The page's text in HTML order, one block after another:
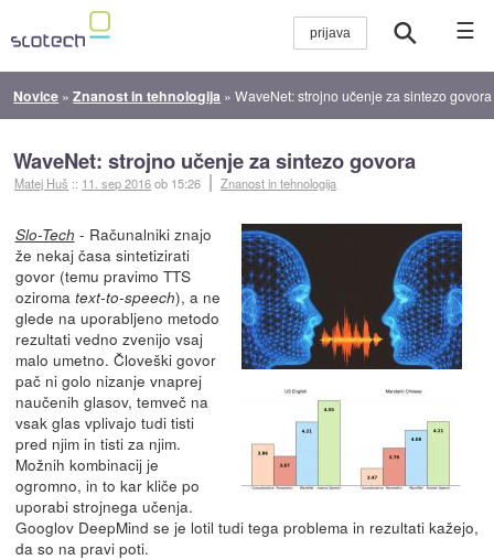
☰
Novice »Znanost in tehnologija »WaveNet: strojno učenje za sintezo govora
WaveNet: strojno učenje za sintezo govora
Matej Huš :: 11. sep 2016ob 15:26 Znanost in tehnologija
Slo-Tech - Računalniki znajo
že nekaj časa sintetizirati
govor (temu pravimo TTS
oziroma text-to-speech), a ne
glede na uporabljeno metodo
rezultati vedno zvenijo vsaj
malo umetno. Človeški govor
pač ni golo nizanje vnaprej
naučenih glasov, temveč na
vsak glas vplivajo tudi tisti
pred njim in tisti za njim.
Možnih kombinacij je
ogromno, in to kar kliče po
uporabi strojnega učenja.
Googlov DeepMind se je lotil tudi tega problema in rezultati kažejo,
da so na pravi poti.